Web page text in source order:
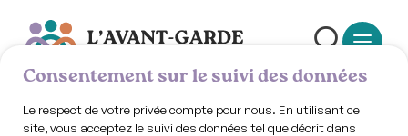
Consentement sur le suivi des données
Le respect de votre privée compte pour nous. En utilisant ce
site, vous acceptez le suivi des données tel que décrit dans